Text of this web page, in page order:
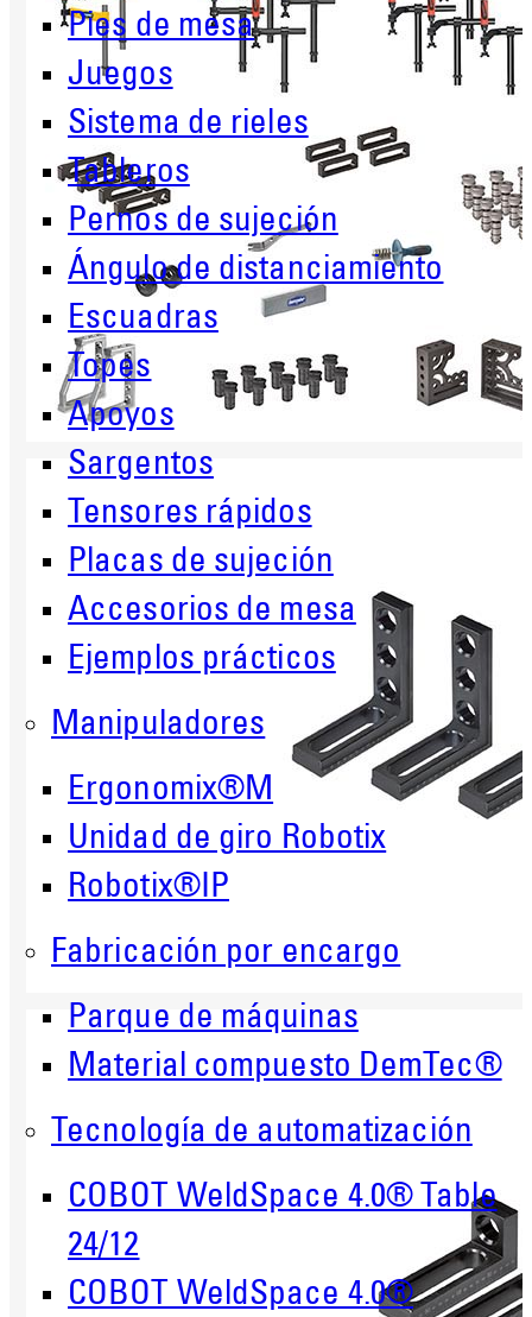
Pies de mesa
Juegos
Sistema de rieles
Tableros
Pernos de sujeción
Ángulo de distanciamiento
Escuadras
Topes
Apoyos
Sargentos
Tensores rápidos
Placas de sujeción
Accesorios de mesa
Ejemplos prácticos
Manipuladores
Ergonomix®M
Unidad de giro Robotix
Robotix®IP
Fabricación por encargo
Parque de máquinas
Material compuesto DemTec®
Tecnología de automatización
COBOT WeldSpace 4.0® Table
24/12
COBOT WeldSpace 4.0®